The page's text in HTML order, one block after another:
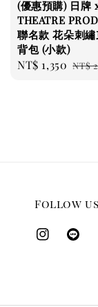
(優惠預購) 日牌
THEATRE
聯名款 花朵刺
背包 (小款)
Sale
NT$ 1,350 NT$
Follow us